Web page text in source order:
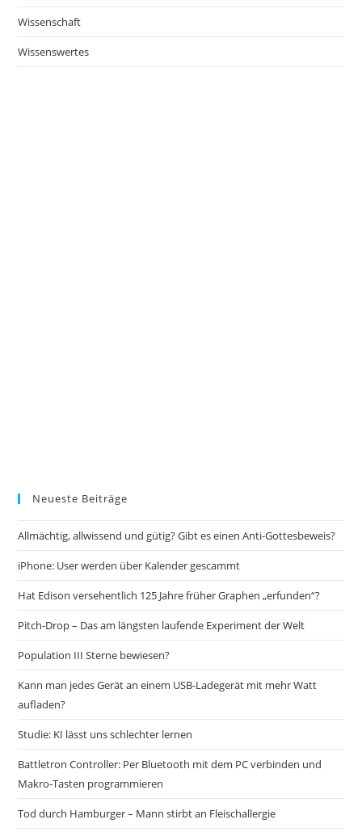
Wissenschaft
Wissenswertes
Neueste Beiträge
Allmächtig, allwissend und gütig? Gibt es einen Anti-Gottesbeweis?
iPhone: User werden über Kalender gescammt
Hat Edison versehentlich 125 Jahre früher Graphen „erfunden“?
Pitch-Drop – Das am längsten laufende Experiment der Welt
Population III Sterne bewiesen?
Kann man jedes Gerät an einem USB-Ladegerät mit mehr Watt
aufladen?
Studie: KI lässt uns schlechter lernen
Battletron Controller: Per Bluetooth mit dem PC verbinden und
Makro-Tasten programmieren
Tod durch Hamburger – Mann stirbt an Fleischallergie